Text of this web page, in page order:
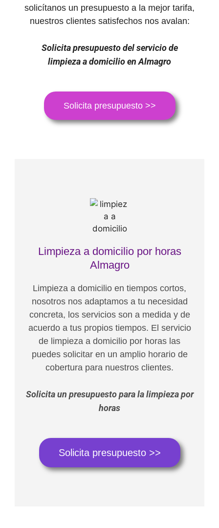
solicítanos un presupuesto a la mejor tarifa,
nuestros clientes satisfechos nos avalan:
Solicita presupuesto del servicio de
limpieza a domicilio enAlmagro
Solicita presupuesto >>
Limpieza a domicilio por horas
Almagro
Limpieza a domicilio en tiempos cortos,
nosotros nos adaptamos a tu necesidad
concreta, los servicios son a medida y de
acuerdo a tus propios tiempos. El servicio
de limpieza a domicilio por horas las
puedes solicitar en un amplio horario de
cobertura para nuestros clientes.
Solicita un presupuesto para la limpieza por
horas
Solicita presupuesto >>